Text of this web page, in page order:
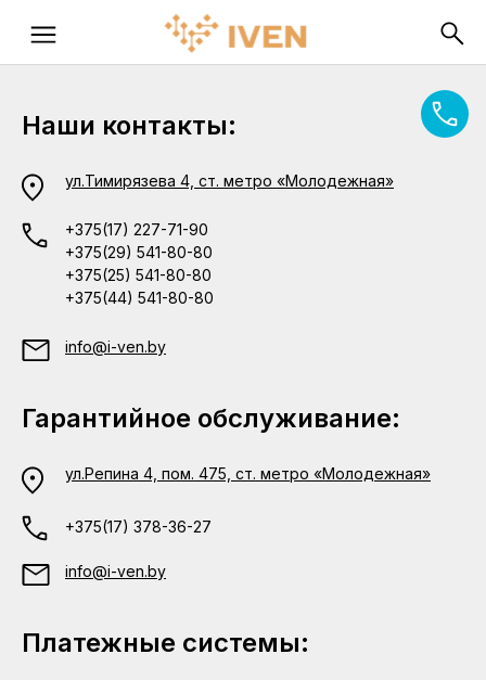
Наши контакты:
ул.Тимирязева 4, ст. метро «Молодежная»
+375(17) 227-71-90
+375(29) 541-80-80
+375(25) 541-80-80
+375(44) 541-80-80
info@i-ven.by
Гарантийное обслуживание:
ул.Репина 4, пом. 475, ст. метро «Молодежная»
+375(17) 378-36-27
info@i-ven.by
Платежные системы: